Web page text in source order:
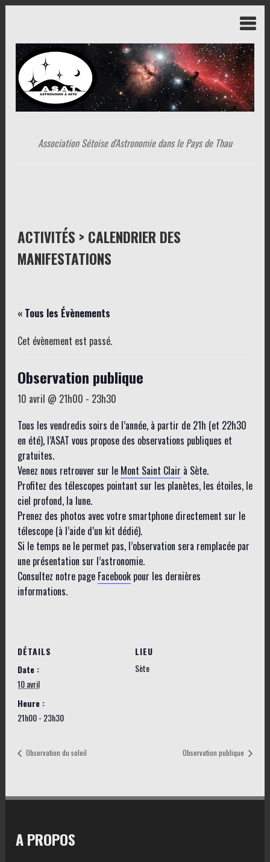
Association Sétoise d'Astronomie dans le Pays de Thau
ACTIVITÉS > CALENDRIER DES
MANIFESTATIONS
« Tous les Évènements
Cet évènement est passé.
Observation publique
10 avril @ 21h00 - 23h30
Tous les vendredis soirs de l’année, à partir de 21h (et 22h30
en été), l’ASAT vous propose des observations publiques et
gratuites.
Venez nous retrouver sur le Mont Saint Clair à Sète.
Profitez des télescopes pointant sur les planètes, les étoiles, le
ciel profond, la lune.
Prenez des photos avec votre smartphone directement sur le
télescope (à l’aide d’un kit dédié).
Si le temps ne le permet pas, l’observation sera remplacée par
une présentation sur l’astronomie.
Consultez notre page Facebookpour les dernières
informations.
DÉTAILS
Date :
10 avril
Heure :
21h00 - 23h30
LIEU
Sète
Observation du soleil Observation publique
A PROPOS